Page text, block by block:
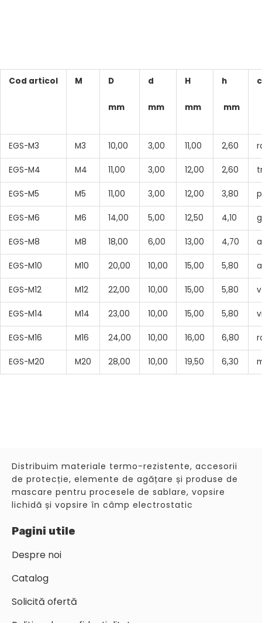
Cod articol M D
mm
d
mm
H
mm
h
mm
EGS-M3 M3 10,00 3,00 11,00 2,60
EGS-M4 M4 11,00 3,00 12,00 2,60
EGS-M5 M5 11,00 3,00 12,00 3,80
EGS-M6 M6 14,00 5,00 12,50 4,10
EGS-M8 M8 18,00 6,00 13,00 4,70
EGS-M10 M10 20,00 10,00 15,00 5,80
EGS-M12 M12 22,00 10,00 15,00 5,80
EGS-M14 M14 23,00 10,00 15,00 5,80
EGS-M16 M16 24,00 10,00 16,00 6,80
EGS-M20 M20 28,00 10,00 19,50 6,30
Distribuim materiale termo-rezistente, accesorii
de protecție, elemente de agățare și produse de
mascare pentru procesele de sablare, vopsire
lichidă și vopsire în câmp electrostatic
Pagini utile
Despre noi
Catalog
Solicită ofertă